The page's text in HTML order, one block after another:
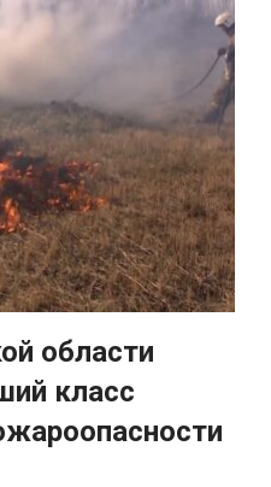
области
класс